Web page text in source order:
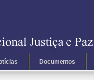
Documentos